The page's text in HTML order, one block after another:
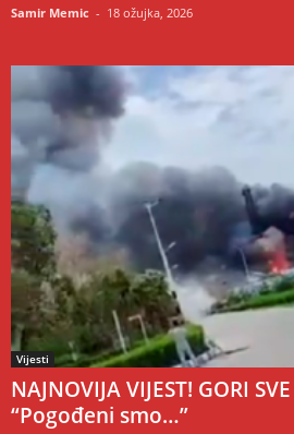
Samir Memic - 18 ožujka, 2026
Vijesti
NAJNOVIJA VIJEST! GORI
“Pogođeni smo…”